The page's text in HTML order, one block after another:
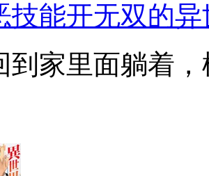
技能开无双的
到家里面躺着